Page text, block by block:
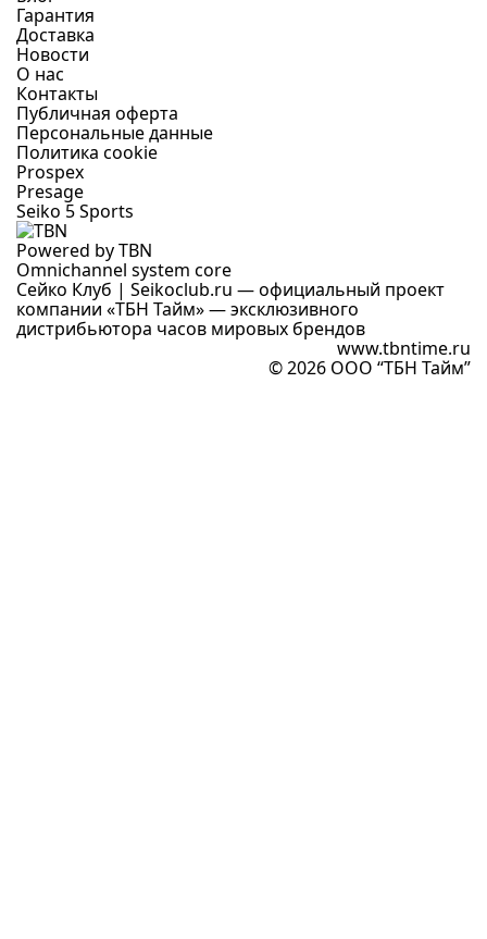
Гарантия
Доставка
Новости
О нас
Контакты
Публичная оферта
Персональные данные
Политика cookie
Prospex
Presage
Seiko 5 Sports
Powered by TBN
Omnichannel system core
Сейко Клуб | Seikoclub.ru — официальный проект
компании «ТБН Тайм» — эксклюзивного
дистрибьютора часов мировых брендов
www.tbntime.ru
© 2026 ООО “ТБН Тайм”